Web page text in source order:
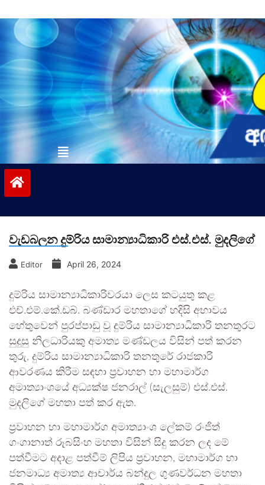
to
contentvinivida.lk
වැඩබලන දුම්රිය සාමාන්‍යාධිකාරි එස්.එස්. මුදලිගේ
Editor April 26, 2024
දුම්රිය සාමාන්‍යාධිකාරිවරයා ලෙස කටයුතු කළ
එච්.එම්.කේ.ඩබ්. බණ්ඩාර මහතාගේ හදිසි අභාවය
හේතුවෙන් පුරප්පාඩු වූ දුම්රිය සාමාන්‍යාධිකාරි තනතුරට
සුදුසු නිලධාරියකු අමාත්‍ය මණ්ඩලය විසින් පත් කරන
තුරු, දුම්රිය සාමාන්‍යාධිකාරි තනතුරේ රාජකාරි
ආවරණය කිරීම සඳහා ප්‍රවාහන හා මහාමාර්ග
අමාත්‍යාංශයේ අධ්‍යක්ෂ ජනරාල් (සැලසුම්) එස්.එස්.
මුදලිගේ මහතා පත් කර ඇත.
ප්‍රවාහන හා මහාමාර්ග අමාත්‍යාංශ ලේකම් රංජිත්
ගංගානාත් රූබසිංහ මහතා විසින් සිදු කරන ලද මේ
පත්වීමට අදාළ පත්වීම් ලිපිය ප්‍රවාහන, මහාමාර්ග හා
ජනමාධ්‍ය අමාත්‍ය ආචාර්ය බන්දුල ගුණවර්ධන මහතා